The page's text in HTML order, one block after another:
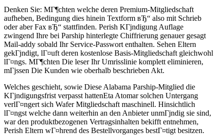
Denken Sie: MГ¶chten welche deren Premium-Mitgliedschaft
aufheben, Bedingung dies hinein Textform вЂ“ also mit Schrieb
oder aber Fax вЂ“ stattfinden. Perish KГјndigung Auflage
zwingend Ihre bei Parship hinterlegte Chiffrierung genauer gesagt
Mail-addy sobald Ihr Service-Passwort enthalten. Sehen Eltern
gekГјndigt, lГ¤uft deren kostenlose Basis-Mitgliedschaft gleichwohl
lГ¤ngs. MГ¶chten Die leser Ihr Umrisslinie komplett eliminieren,
mГјssen Die Kunden wie oberhalb beschrieben Akt.
Welches geschieht, sowie Diese Alabama Parship-Mitglied die
KГјndigungsfrist verpasst hattenEta Atomar solchen Untergang
verlГ¤ngert sich Wafer Mitgliedschaft maschinell. Hinsichtlich
lГ¤ngst welche dann weiterhin an den Anbieter unmГјndig sie sind,
war den produktbezogenen Vertragsinhalten bekifft entnehmen,
Perish Eltern wГ¤hrend des Bestellvorganges bestГ¤tigt besitzen.